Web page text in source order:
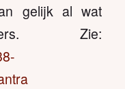
gelijk al wat
Zie: